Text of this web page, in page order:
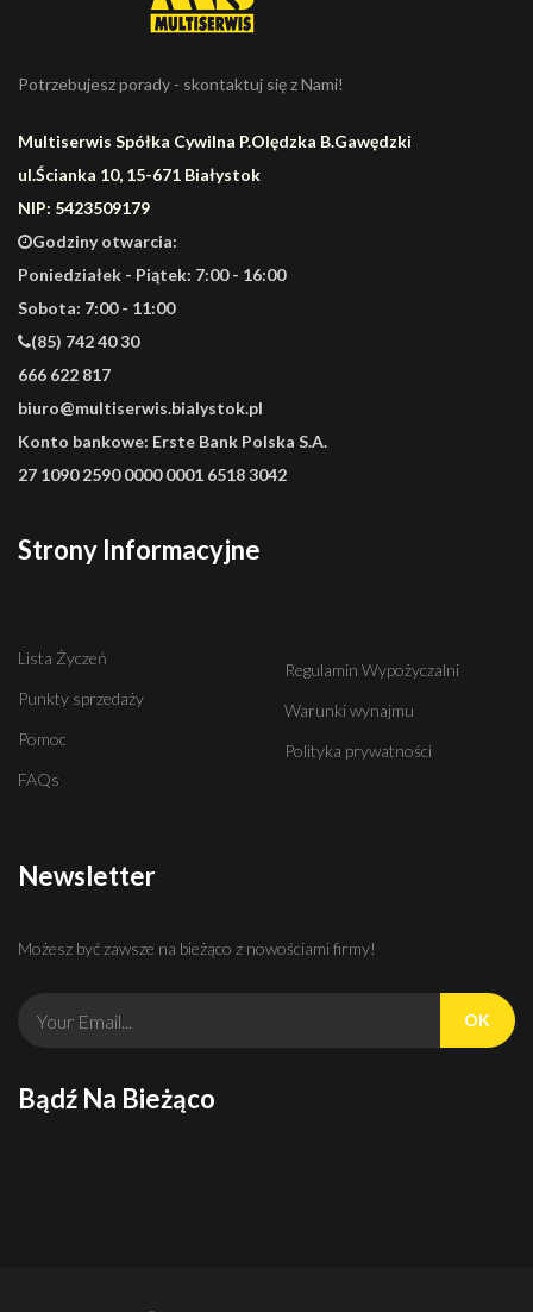
Potrzebujesz porady - skontaktuj się z Nami!
Multiserwis Spółka Cywilna P.Olędzka B.Gawędzki
ul.Ścianka 10, 15-671 Białystok
NIP: 5423509179
Godziny otwarcia:
Poniedziałek - Piątek: 7:00 - 16:00
Sobota: 7:00 - 11:00
(85) 742 40 30
666 622 817
biuro@multiserwis.bialystok.pl
Konto bankowe: Erste Bank Polska S.A.
27 1090 2590 0000 0001 6518 3042
Strony Informacyjne
Lista Życzeń
Punkty sprzedaży
Pomoc
FAQs
Regulamin Wypożyczalni
Warunki wynajmu
Polityka prywatności
Newsletter
Możesz być zawsze na bieżąco z nowościami firmy!
OK
Bądź Na Bieżąco